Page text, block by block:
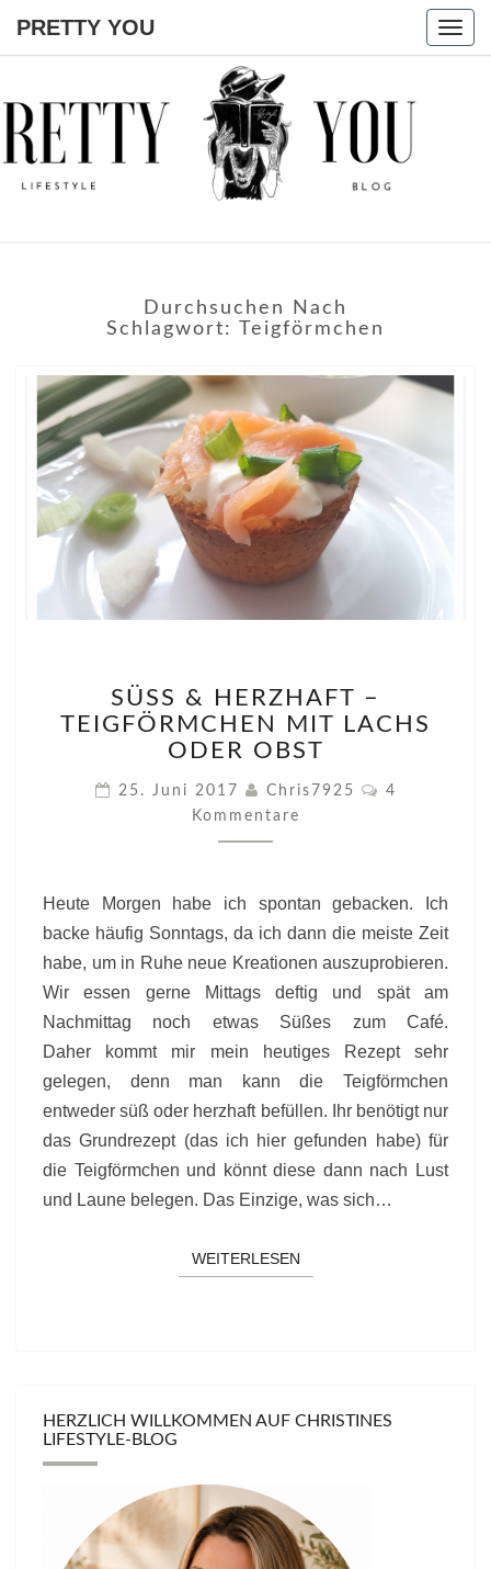
PRETTY YOU
PRETTY
Durchsuchen Nach
Schlagwort: Teigförmchen
H
ERZHAFT –
T
IT L
ACHS O
DER O
SÜSS & HERZHAFT – T
EIGFÖRMCHEN MIT LACHS O
DER OBST
25. Juni 2017 Chris7925 Kommentare
4
Kommentare
Heute Morgen habe ich spontan gebacken. Ich
backe häufig Sonntags, da ich dann die meiste Zeit
habe, um in Ruhe neue Kreationen auszuprobieren.
Wir essen gerne Mittags deftig und spät am
Nachmittag noch etwas Süßes zum Café.
Daher kommt mir mein heutiges Rezept sehr
gelegen, denn man kann die Teigförmchen
entweder süß oder herzhaft befüllen. Ihr benötigt nur
das Grundrezept (das ich hier gefunden habe) für
die Teigförmchen und könnt diese dann nach Lust
und Laune belegen. Das Einzige, was sich…
WEITERLESENWEITERLESEN
HERZLICH WILLKOMMEN AUF CHRISTINES
LIFESTYLE-BLOG